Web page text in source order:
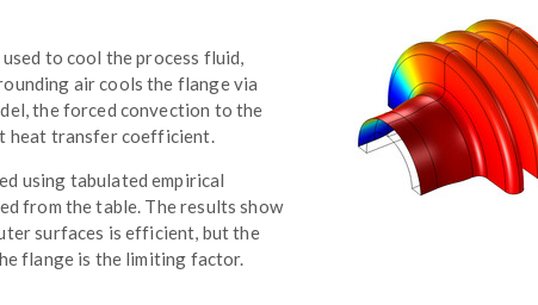
to cool the process fluid,
air cools the flange via
the forced convection to the
heat transfer coefficient.
using tabulated empirical
from the table. The results show
surfaces is efficient, but the
flange is the limiting factor.